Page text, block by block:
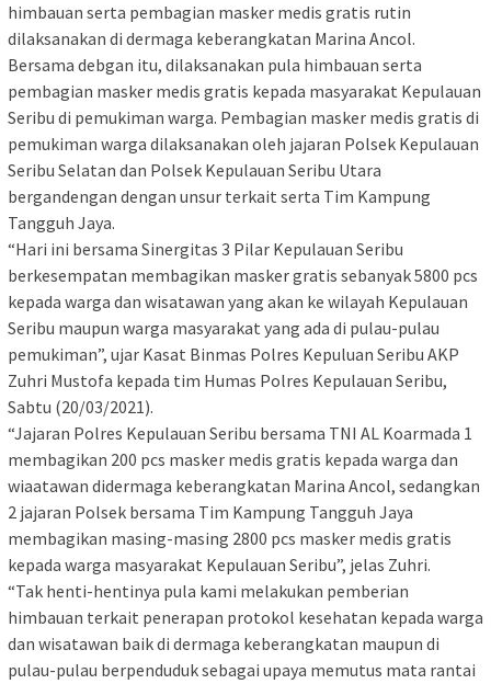
himbauan serta pembagian masker medis gratis rutin
dilaksanakan di dermaga keberangkatan Marina Ancol.
Bersama debgan itu, dilaksanakan pula himbauan serta
pembagian masker medis gratis kepada masyarakat Kepulauan
Seribu di pemukiman warga. Pembagian masker medis gratis di
pemukiman warga dilaksanakan oleh jajaran Polsek Kepulauan
Seribu Selatan dan Polsek Kepulauan Seribu Utara
bergandengan dengan unsur terkait serta Tim Kampung
Tangguh Jaya.
“Hari ini bersama Sinergitas 3 Pilar Kepulauan Seribu
berkesempatan membagikan masker gratis sebanyak 5800 pcs
kepada warga dan wisatawan yang akan ke wilayah Kepulauan
Seribu maupun warga masyarakat yang ada di pulau-pulau
pemukiman”, ujar Kasat Binmas Polres Kepuluan Seribu AKP
Zuhri Mustofa kepada tim Humas Polres Kepulauan Seribu,
Sabtu (20/03/2021).
“Jajaran Polres Kepulauan Seribu bersama TNI AL Koarmada 1
membagikan 200 pcs masker medis gratis kepada warga dan
wiaatawan didermaga keberangkatan Marina Ancol, sedangkan
2 jajaran Polsek bersama Tim Kampung Tangguh Jaya
membagikan masing-masing 2800 pcs masker medis gratis
kepada warga masyarakat Kepulauan Seribu”, jelas Zuhri.
“Tak henti-hentinya pula kami melakukan pemberian
himbauan terkait penerapan protokol kesehatan kepada warga
dan wisatawan baik di dermaga keberangkatan maupun di
pulau-pulau berpenduduk sebagai upaya memutus mata rantai